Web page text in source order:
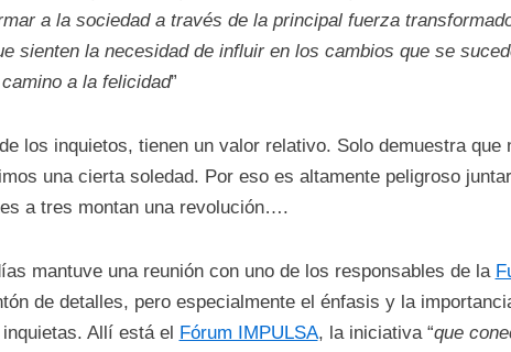
a la sociedad a través de la principal fuerza
sienten la necesidad de influir en los cambios que se
a la felicidad”
los inquietos, tienen un valor relativo. Solo demuestra que
una cierta soledad. Por eso es altamente peligroso
a tres montan una revolución….
mantuve una reunión con uno de los responsables de la
de detalles, pero especialmente el énfasis y la
Allí está el Fórum IMPULSA, la iniciativa “que